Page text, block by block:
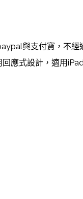
與支付寶，不
應式設計，適用